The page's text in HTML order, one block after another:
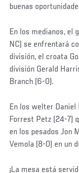
buenas
En los medianos, el
NC) se enfrentará
división, el croata
división Gerald
Branch (6-0).
En los welter Daniel
Forrest Petz (24-7)
en los pesados Jon
Vemola (8-0) en un
¡La mesa está